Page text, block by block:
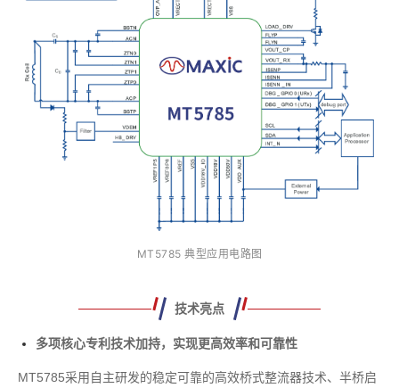
MT5785 典型应用电路图
技术亮点
多项核心专利技术加持，实现更高效率和可靠性
MT5785采用自主研发的稳定可靠的高效桥式整流器技术、半桥启